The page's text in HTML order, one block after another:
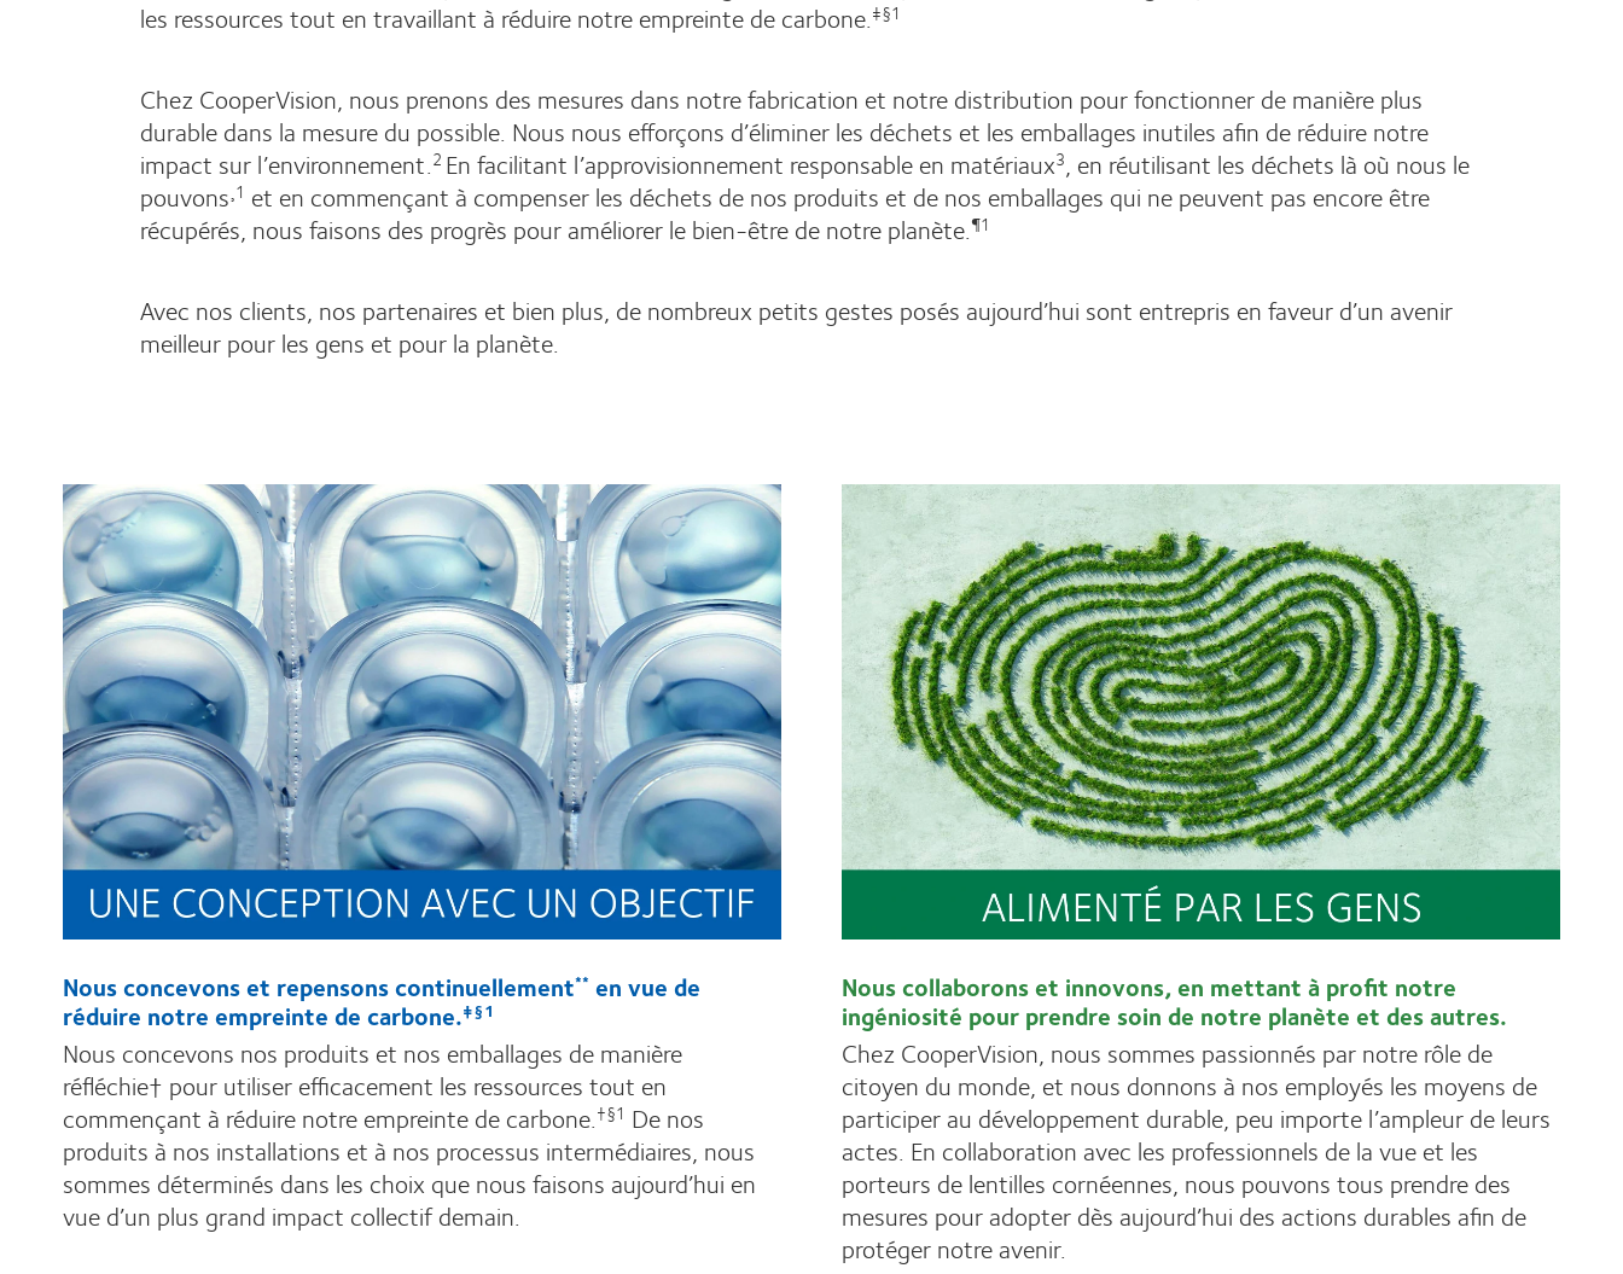
les ressources tout en travaillant à réduire notre empreinte de carbone.‡§1
Chez CooperVision, nous prenons des mesures dans notre fabrication et notre distribution pour fonctionner de manière plus
durable dans la mesure du possible. Nous nous efforçons d’éliminer les déchets et les emballages inutiles afin de réduire notre
impact sur l’environnement.2 En facilitant l’approvisionnement responsable en matériaux3, en réutilisant les déchets là où nous le
pouvons¸1 et en commençant à compenser les déchets de nos produits et de nos emballages qui ne peuvent pas encore être
récupérés, nous faisons des progrès pour améliorer le bien-être de notre planète.¶1
Avec nos clients, nos partenaires et bien plus, de nombreux petits gestes posés aujourd’hui sont entrepris en faveur d’un avenir
meilleur pour les gens et pour la planète.
Nous concevons et repensons continuellement** en vue de
réduire notre empreinte de carbone.‡§1
Nous concevons nos produits et nos emballages de manière
réfléchie† pour utiliser efficacement les ressources tout en
commençant à réduire notre empreinte de carbone.†§1 De nos
produits à nos installations et à nos processus intermédiaires, nous
sommes déterminés dans les choix que nous faisons aujourd’hui en
vue d’un plus grand impact collectif demain.
Nous collaborons et innovons, en mettant à profit notre
ingéniosité pour prendre soin de notre planète et des autres.
Chez CooperVision, nous sommes passionnés par notre rôle de
citoyen du monde, et nous donnons à nos employés les moyens de
participer au développement durable, peu importe l’ampleur de leurs
actes. En collaboration avec les professionnels de la vue et les
porteurs de lentilles cornéennes, nous pouvons tous prendre des
mesures pour adopter dès aujourd’hui des actions durables afin de
protéger notre avenir.